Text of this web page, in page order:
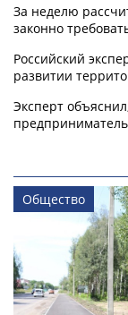
За неделю
законно
Российский
развитии
Эксперт
Общество